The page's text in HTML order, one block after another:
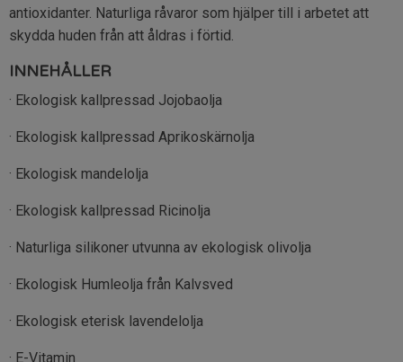
antioxidanter. Naturliga råvaror som hjälper till i arbetet att
skydda huden från att åldras i förtid.
INNEHÅLLER
· Ekologisk kallpressad Jojobaolja
· Ekologisk kallpressad Aprikoskärnolja
· Ekologisk mandelolja
· Ekologisk kallpressad Ricinolja
· Naturliga silikoner utvunna av ekologisk olivolja
· Ekologisk Humleolja från Kalvsved
· Ekologisk eterisk lavendelolja
· E-Vitamin